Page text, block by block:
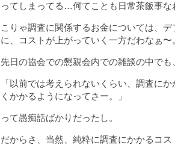
ってしまってる…何てことも日常茶飯事な
こりゃ調査に関係するお金については、
に、コストが上がっていく一方だわなぁ〜
先日の協会での懇親会内での雑談の中でも
「以前では考えられないくらい、調査に
くかかるようになってさー。」
って愚痴話ばかりだったし。
だからさ、当然、純粋に調査にかかるコ